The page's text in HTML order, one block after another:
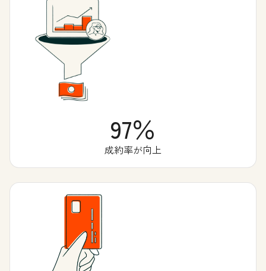
97％
成約率が向上